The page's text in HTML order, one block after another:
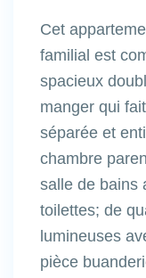
Cet
familial est
spacieux
manger qui
séparée et
chambre
salle de bains
toilettes; de
lumineuses
pièce